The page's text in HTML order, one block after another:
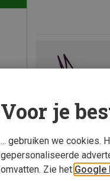
Voor je
... gebruiken we cookies.
gepersonaliseerde
omvatten. Zie het Google